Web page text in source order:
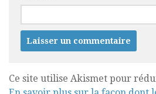
Ce site utilise Akismet pour